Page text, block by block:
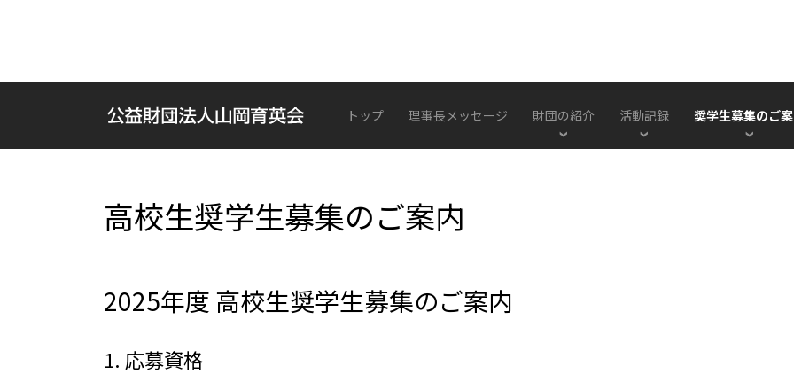
トップ 理事長メッセージ 財団の紹介 活動記録 奨学生募集のご
高校生奨学生募集のご案内
2025年度 高校生奨学生募集のご案内
1. 応募資格